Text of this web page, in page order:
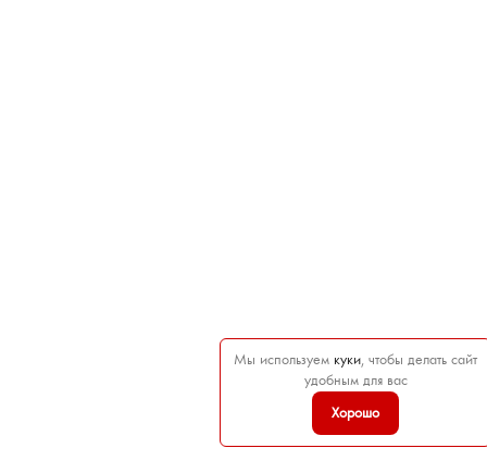
Мы используем куки , чтобы делать сайт
удобным для вас
Хорошо